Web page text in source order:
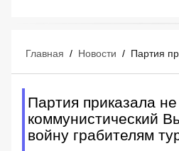
Главная / Новости /
Партия приказала
коммунистический
войну грабителям